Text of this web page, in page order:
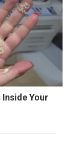
Your